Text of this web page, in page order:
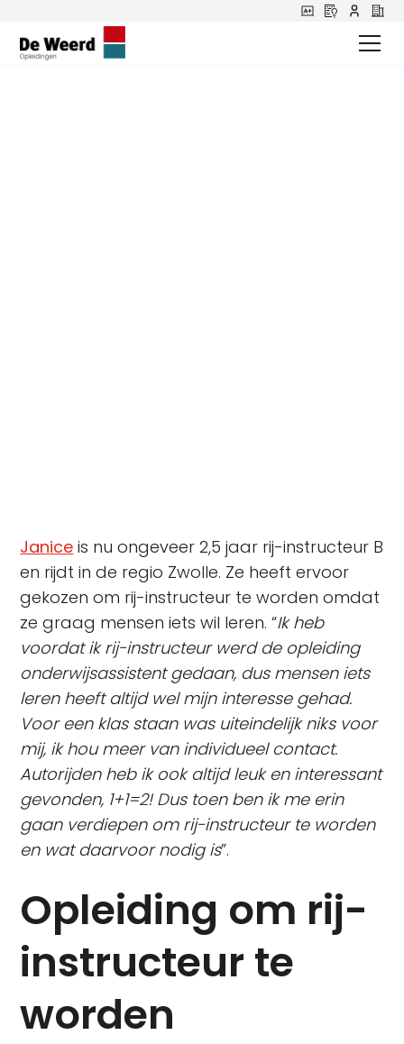
Janice is nu ongeveer 2,5 jaar rij-instructeur B
en rijdt in de regio Zwolle. Ze heeft ervoor
gekozen om rij-instructeur te worden omdat
ze graag mensen iets wil leren. “Ik heb
voordat ik rij-instructeur werd de opleiding
onderwijsassistent gedaan, dus mensen iets
leren heeft altijd wel mijn interesse gehad.
Voor een klas staan was uiteindelijk niks voor
mij, ik hou meer van individueel contact.
Autorijden heb ik ook altijd leuk en interessant
gevonden, 1+1=2! Dus toen ben ik me erin
gaan verdiepen om rij-instructeur te worden
en wat daarvoor nodig is”.
Opleiding om rij-
instructeur te
worden